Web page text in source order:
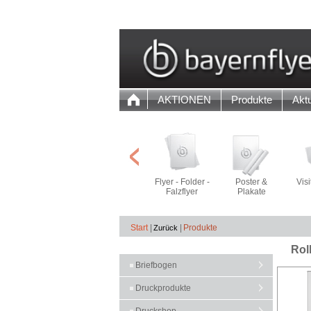
AKTIONEN Produkte
Flyer - Folder -
Falzflyer
Poster &
Plakate
Start| Produkte
Briefbogen
Druckprodukte